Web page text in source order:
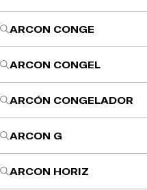
ARCON CONGE
ARCON CONGEL
ARCÓN CONGELADOR
ARCON G
ARCON HORIZ